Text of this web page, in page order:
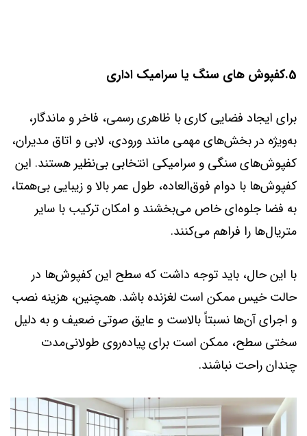
5.کفپوش های سنگ یا سرامیک اداری
برای ایجاد فضایی کاری با ظاهری رسمی، فاخر و ماندگار،
به‌ویژه در بخش‌های مهمی مانند ورودی، لابی و اتاق مدیران،
کفپوش‌های سنگی و سرامیکی انتخابی بی‌نظیر هستند. این
کفپوش‌ها با دوام فوق‌العاده، طول عمر بالا و زیبایی بی‌همتا،
به فضا جلوه‌ای خاص می‌بخشند و امکان ترکیب با سایر
متریال‌ها را فراهم می‌کنند.
با این حال، باید توجه داشت که سطح این کفپوش‌ها در
حالت خیس ممکن است لغزنده باشد. همچنین، هزینه نصب
و اجرای آن‌ها نسبتاً بالاست و عایق صوتی ضعیف و به دلیل
سختی سطح، ممکن است برای پیاده‌روی طولانی‌مدت
چندان راحت نباشند.